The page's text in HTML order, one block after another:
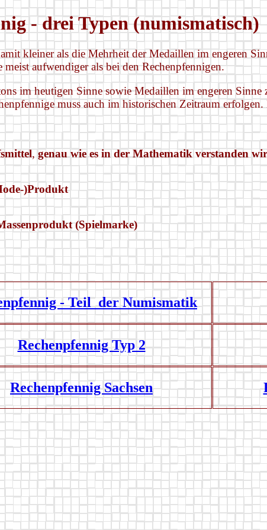
- drei Typen (numismatisch)
kleiner als die Mehrheit der Medaillen im engeren
aufwendiger als bei den Rechenpfennigen.
im heutigen Sinne sowie Medaillen im engeren Sinne
muss auch im historischen Zeitraum
,genau wie es in der Mathematik verstanden
)Produkt
(Spielmarke)
- Teil der Numismatik
Rechenpfennig Typ 2
Rechenpfennig Sachsen